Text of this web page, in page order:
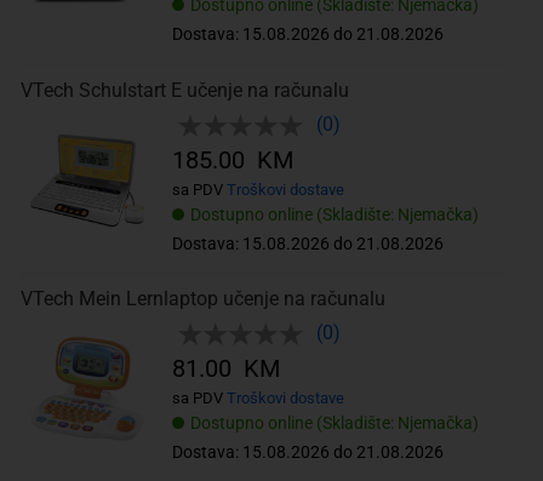
Dostupno online (Skladište: Njemačka)
Dostava: 15.08.2026 do 21.08.2026
VTech Schulstart E učenje na računalu
(0)
Dostupno online (Skladište: Njemačka)
Dostava: 15.08.2026 do 21.08.2026
185.00 KM
sa PDV Troškovi dostave
VTech Mein Lernlaptop učenje na računalu
(0)
Dostupno online (Skladište: Njemačka)
Dostava: 15.08.2026 do 21.08.2026
81.00 KM
sa PDV Troškovi dostave